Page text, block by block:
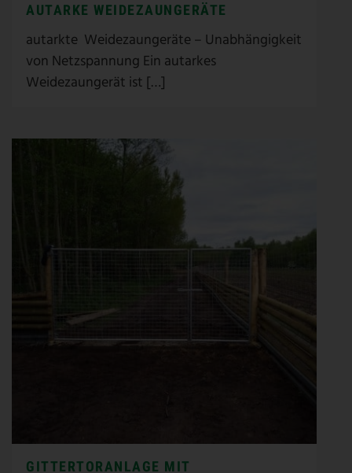
AUTARKE WEIDEZAUNGERÄTE
autarkte Weidezaungeräte – Unabhängigkeit
von Netzspannung Ein autarkes
Weidezaungerät ist […]
GITTERTORANLAGE MIT